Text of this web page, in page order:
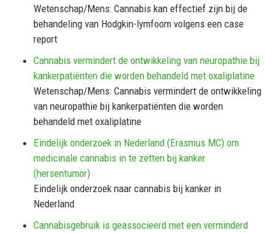
Wetenschap/Mens: Cannabis kan effectief zijn bij de
behandeling van Hodgkin-lymfoom volgens een case
report
Cannabis vermindert de ontwikkeling van neuropathie bij
kankerpatiënten die worden behandeld met oxaliplatine
Wetenschap/Mens: Cannabis vermindert de ontwikkeling
van neuropathie bij kankerpatiënten die worden
behandeld met oxaliplatine
Eindelijk onderzoek in Nederland (Erasmus MC) om
medicinale cannabis in te zetten bij kanker
(hersentumor)
Eindelijk onderzoek naar cannabis bij kanker in
Nederland
Cannabisgebruik is geassocieerd met een verminderd